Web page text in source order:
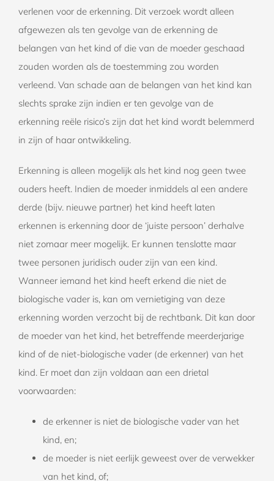
verlenen voor de erkenning. Dit verzoek wordt alleen
afgewezen als ten gevolge van de erkenning de
belangen van het kind of die van de moeder geschaad
zouden worden als de toestemming zou worden
verleend. Van schade aan de belangen van het kind kan
slechts sprake zijn indien er ten gevolge van de
erkenning reële risico’s zijn dat het kind wordt belemmerd
in zijn of haar ontwikkeling.
Erkenning is alleen mogelijk als het kind nog geen twee
ouders heeft. Indien de moeder inmiddels al een andere
derde (bijv. nieuwe partner) het kind heeft laten
erkennen is erkenning door de ‘juiste persoon’ derhalve
niet zomaar meer mogelijk. Er kunnen tenslotte maar
twee personen juridisch ouder zijn van een kind.
Wanneer iemand het kind heeft erkend die niet de
biologische vader is, kan om vernietiging van deze
erkenning worden verzocht bij de rechtbank. Dit kan door
de moeder van het kind, het betreffende meerderjarige
kind of de niet-biologische vader (de erkenner) van het
kind. Er moet dan zijn voldaan aan een drietal
voorwaarden:
de erkenner is niet de biologische vader van het
kind, en;
de moeder is niet eerlijk geweest over de verwekker
van het kind, of;